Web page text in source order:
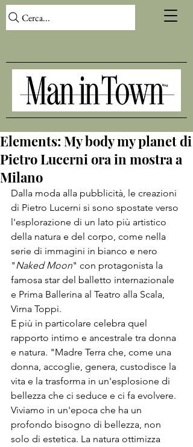
Cerca...
Elements: My body my planet di
Pietro Lucerni ora in mostra a
Milano
Dalla moda alla pubblicità, le creazioni
di Pietro Lucerni si sono spostate verso
l'esplorazione di un lato più artistico
della natura e del corpo, come nella
serie di immagini in bianco e nero
"Naked Moon" con protagonista la
famosa star del balletto internazionale
e Prima Ballerina al Teatro alla Scala,
Virna Toppi.
E più in particolare celebra quel
rapporto intimo e ancestrale tra donna
e natura. "Madre Terra che, come una
donna, accoglie, genera, custodisce la
vita e la trasforma in un'esplosione di
bellezza che ci seduce e ci fa evolvere.
Viviamo in un'epoca che ha un
profondo bisogno di bellezza, non
solo di estetica. La natura ottimizza